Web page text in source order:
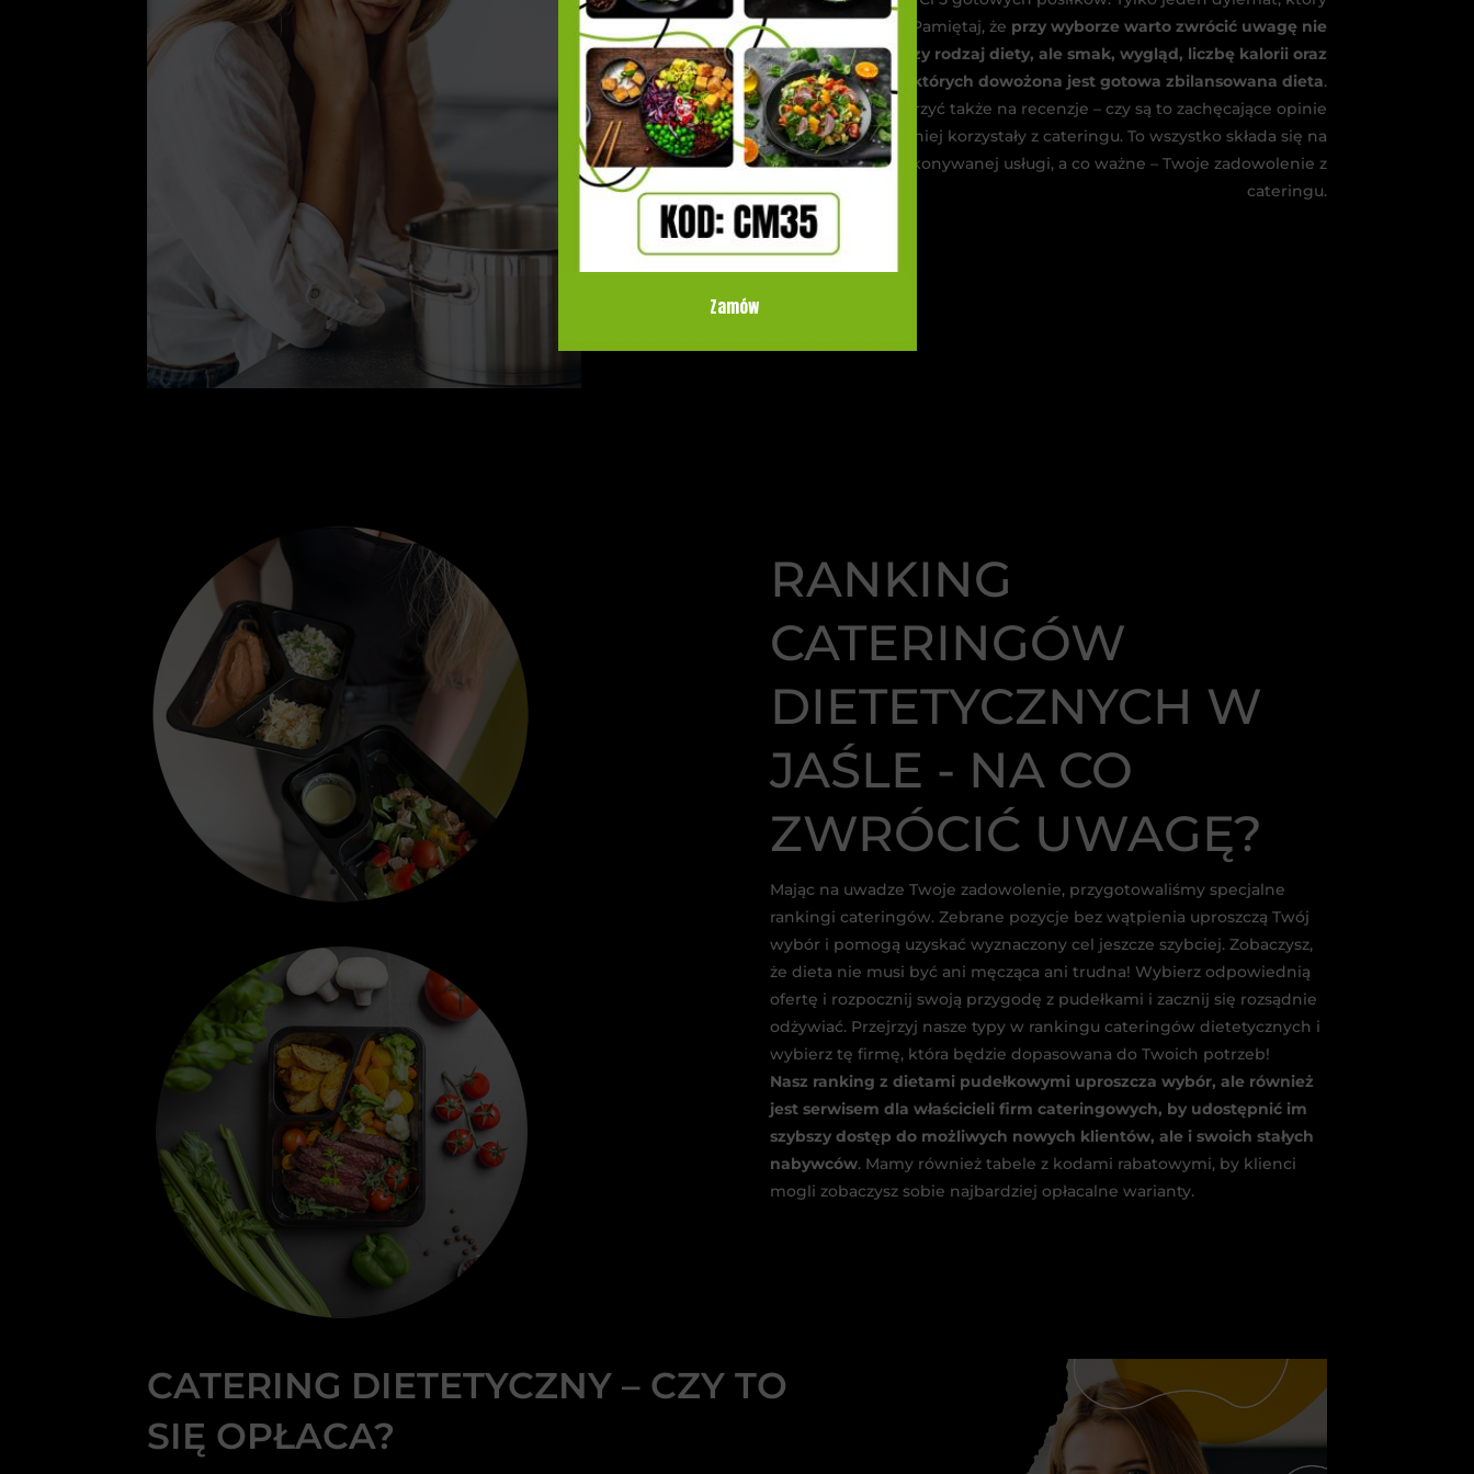
catering wybrać? Pamiętaj, że przy wyborze warto zwrócić uwagę nie
tylko na cenę czy rodzaj diety, ale smak, wygląd, liczbę kalorii oraz
pory dnia, w których dowożona jest gotowa zbilansowana dieta.
Warto popatrzyć także na recenzje – czy są to zachęcające opinie
osób, które wcześniej korzystały z cateringu. To wszystko składa się na
jakość wykonywanej usługi, a co ważne – Twoje zadowolenie z
cateringu.
RANKING
CATERINGÓW
DIETETYCZNYCH W
JAŚLE - NA CO
ZWRÓCIĆ UWAGĘ?
Mając na uwadze Twoje zadowolenie, przygotowaliśmy specjalne
rankingi cateringów. Zebrane pozycje bez wątpienia uproszczą Twój
wybór i pomogą uzyskać wyznaczony cel jeszcze szybciej. Zobaczysz,
że dieta nie musi być ani męcząca ani trudna! Wybierz odpowiednią
ofertę i rozpocznij swoją przygodę z pudełkami i zacznij się rozsądnie
odżywiać. Przejrzyj nasze typy w rankingu cateringów dietetycznych i
wybierz tę firmę, która będzie dopasowana do Twoich potrzeb!
Nasz ranking z dietami pudełkowymi uproszcza wybór, ale również
jest serwisem dla właścicieli firm cateringowych, by udostępnić im
szybszy dostęp do możliwych nowych klientów, ale i swoich stałych
nabywców. Mamy również tabele z kodami rabatowymi, by klienci
mogli zobaczysz sobie najbardziej opłacalne warianty.
CATERING DIETETYCZNY – CZY TO
SIĘ OPŁACA?
Zamów